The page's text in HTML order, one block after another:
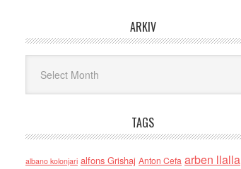
ARKIV
TAGS
albano kolonjari alfons Grishaj Anton Cefa arben llalla